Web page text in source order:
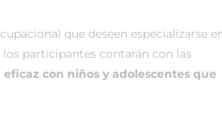
que deseen especializarse
participantes contarán con las
con niños y adolescentes que